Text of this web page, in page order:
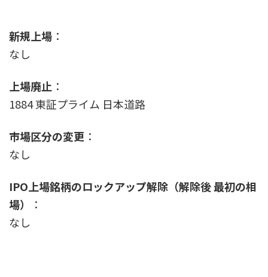
新規上場 ：
なし
上場廃止 ：
1884 東証プライム 日本道路
市場区分の変更 ：
なし
IPO上場銘柄のロックアップ解除（解除後 最初の相
場）
：
なし